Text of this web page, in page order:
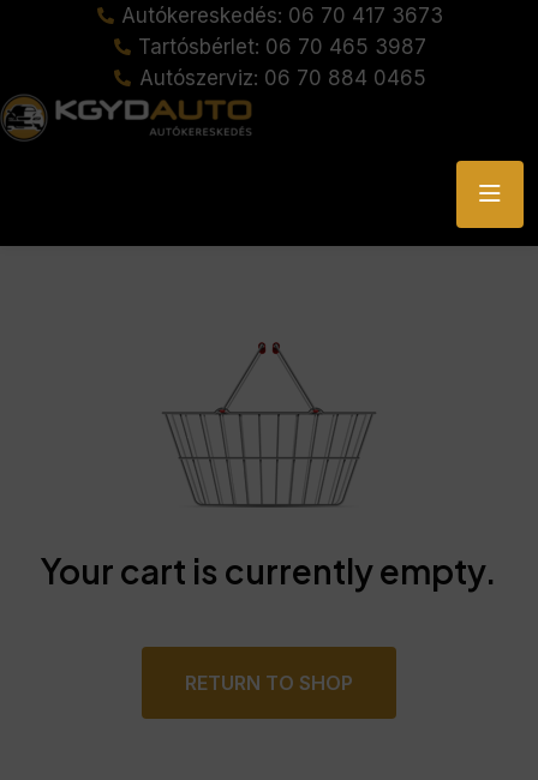
Autókereskedés: 06 70 417 3673
Tartósbérlet: 06 70 465 3987
Autószerviz: 06 70 884 0465
Your cart is currently empty.
RETURN TO SHOP